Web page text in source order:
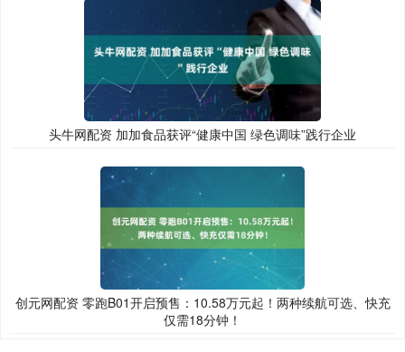
头牛网配资 加加食品获评“健康中国 绿色调味”践行企业
创元网配资 零跑B01开启预售：10.58万元起！两种续航可选、快充
仅需18分钟！